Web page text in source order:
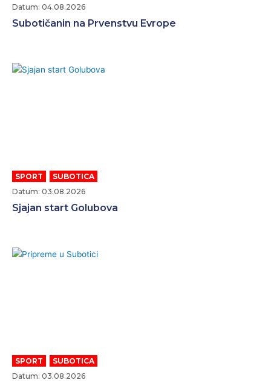
Datum: 04.08.2026
Subotičanin na Prvenstvu Evrope
SPORT
SUBOTICA
Datum: 03.08.2026
Sjajan start Golubova
SPORT
SUBOTICA
Datum: 03.08.2026